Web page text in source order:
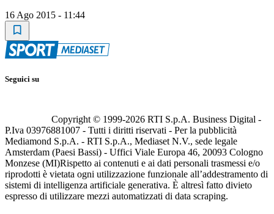
16 Ago 2015 - 11:44
Seguici su
Copyright © 1999-2026 RTI S.p.A. Business Digital -
P.Iva 03976881007 - Tutti i diritti riservati - Per la pubblicità
Mediamond S.p.A. - RTI S.p.A., Mediaset N.V., sede legale
Amsterdam (Paesi Bassi) - Uffici Viale Europa 46, 20093 Cologno
Monzese (MI)Rispetto ai contenuti e ai dati personali trasmessi e/o
riprodotti è vietata ogni utilizzazione funzionale all’addestramento di
sistemi di intelligenza artificiale generativa. È altresì fatto divieto
espresso di utilizzare mezzi automatizzati di data scraping.